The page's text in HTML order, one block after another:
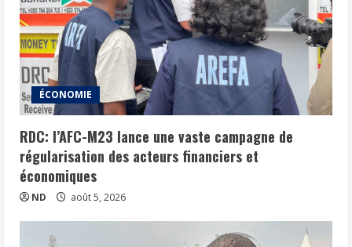
ÉCONOMIE
RDC: l’AFC-M23 lance une vaste campagne de
régularisation des acteurs financiers et
économiques
ND août 5, 2026